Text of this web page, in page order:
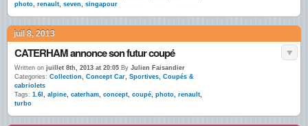
photo, renault, seven, singapour
juil 8, 2013
CATERHAM annonce son futur coupé
Written on juillet 8th, 2013 at 20:05 By Julien Faisandier
Categories: Collection, Concept Car, Sportives, Coupés &
cabriolets
Tags: 1.6l , alpine, caterham, concept, coupé, photo, renault,
turbo